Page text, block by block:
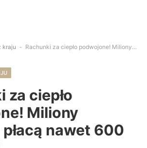
kraju - Rachunki za ciepło podwojone! Miliony Polaków płacą nawet 600 zł więcej.
za ciepło
Miliony
nawet 600